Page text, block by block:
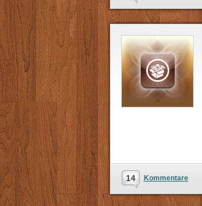
14 Kommentare